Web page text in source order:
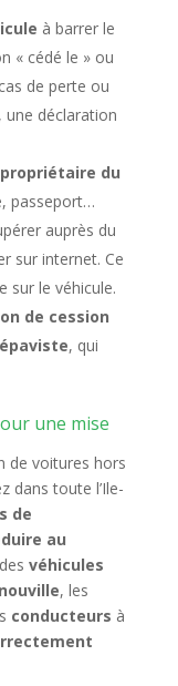
à barrer le
« cédé le » ou
de perte ou
une déclaration
du
passeport…
auprès du
sur internet. Ce
sur le véhicule.
de cession
épaviste, qui
une mise
de voitures hors
dans toute l’Ile-
de
au
des véhicules
, les
conducteurs à